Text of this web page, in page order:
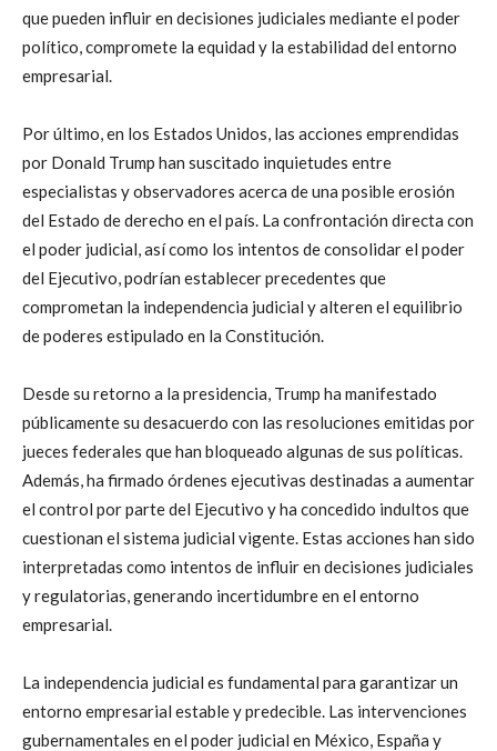
que pueden influir en decisiones judiciales mediante el poder
político, compromete la equidad y la estabilidad del entorno
empresarial.
Por último, en los Estados Unidos, las acciones emprendidas
por Donald Trump han suscitado inquietudes entre
especialistas y observadores acerca de una posible erosión
del Estado de derecho en el país. La confrontación directa con
el poder judicial, así como los intentos de consolidar el poder
del Ejecutivo, podrían establecer precedentes que
comprometan la independencia judicial y alteren el equilibrio
de poderes estipulado en la Constitución.
Desde su retorno a la presidencia, Trump ha manifestado
públicamente su desacuerdo con las resoluciones emitidas por
jueces federales que han bloqueado algunas de sus políticas.
Además, ha firmado órdenes ejecutivas destinadas a aumentar
el control por parte del Ejecutivo y ha concedido indultos que
cuestionan el sistema judicial vigente. Estas acciones han sido
interpretadas como intentos de influir en decisiones judiciales
y regulatorias, generando incertidumbre en el entorno
empresarial.
La independencia judicial es fundamental para garantizar un
entorno empresarial estable y predecible. Las intervenciones
gubernamentales en el poder judicial en México, España y